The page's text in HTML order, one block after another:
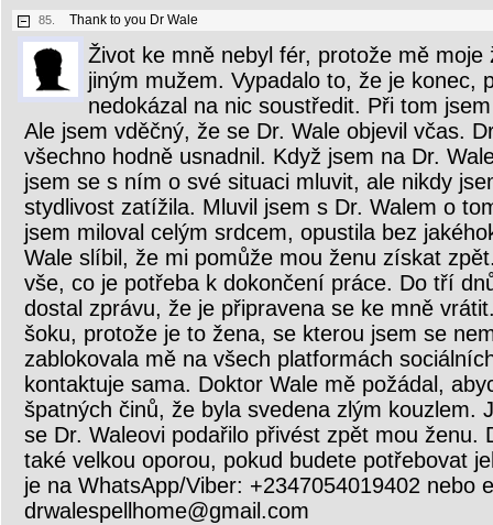
85. Thank to you Dr Wale
Život ke mně nebyl fér, protože mě moje
jiným mužem. Vypadalo to, že je konec,
nedokázal na nic soustředit. Při tom
Ale jsem vděčný, že se Dr. Wale objevil včas.
všechno hodně usnadnil. Když jsem na Dr.
jsem se s ním o své situaci mluvit, ale nikdy
stydlivost zatížila. Mluvil jsem s Dr. Walem o
jsem miloval celým srdcem, opustila bez
Wale slíbil, že mi pomůže mou ženu získat
vše, co je potřeba k dokončení práce. Do tří
dostal zprávu, že je připravena se ke mně
šoku, protože je to žena, se kterou jsem se
zablokovala mě na všech platformách
kontaktuje sama. Doktor Wale mě požádal,
špatných činů, že byla svedena zlým kouzlem.
se Dr. Waleovi podařilo přivést zpět mou ženu.
také velkou oporou, pokud budete potřebovat
je na WhatsApp/Viber: +2347054019402 nebo
drwalespellhome@gmail.com